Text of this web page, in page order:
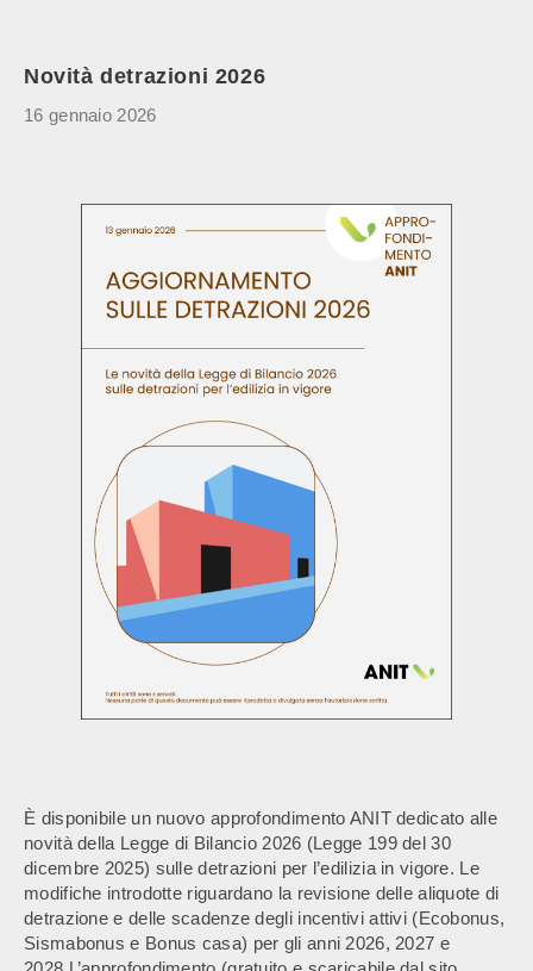
Novità detrazioni 2026
16 gennaio 2026
È disponibile un nuovo approfondimento ANIT dedicato alle
novità della Legge di Bilancio 2026 (Legge 199 del 30
dicembre 2025) sulle detrazioni per l’edilizia in vigore. Le
modifiche introdotte riguardano la revisione delle aliquote di
detrazione e delle scadenze degli incentivi attivi (Ecobonus,
Sismabonus e Bonus casa) per gli anni 2026, 2027 e